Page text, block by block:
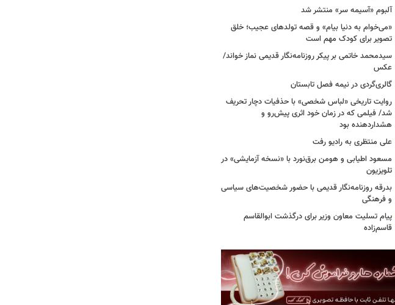
آلبوم «آسیمه سر» منتشر شد
«می‌خوام به دنیا بیام» و قصه تولدهای عجیب؛ خلق
تصویر برای کودک مهم است
سیدمحمد خاتمی بر پیکر روزنامه‌نگار قدیمی نماز خواند/
عکس
گالری‌گردی در نیمه فصل تابستان
روایت تاریخی «لباس شخصی» با حذفیات دچار تحریف
شد/ فیلمی که در زمان خود اثری پیش‌رو و
هشداردهنده بود
علی منتظری به رادیو رفت
مسعود اطیابی و هومن برق‌نورد با «نسخه آزمایشی» در
تلویزیون
بدرقه روزنامه‌نگار قدیمی با حضور شخصیت‌های سیاسی
و فرهنگی
پیام تسلیت معاون وزیر برای درگذشت ابوالقاسم
قاسم‌زاده